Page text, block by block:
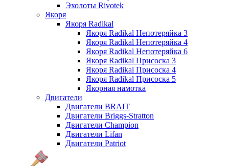
Эхолоты Rivotek
Якоря
Якоря Radikal
Якоря Radikal Непотеряйка 3
Якоря Radikal Непотеряйка 4
Якоря Radikal Непотеряйка 6
Якоря Radikal Присоска 3
Якоря Radikal Присоска 4
Якоря Radikal Присоска 5
Якорная намотка
Двигатели
Двигатели BRAIT
Двигатели Briggs-Stratton
Двигатели Champion
Двигатели Lifan
Двигатели Patriot